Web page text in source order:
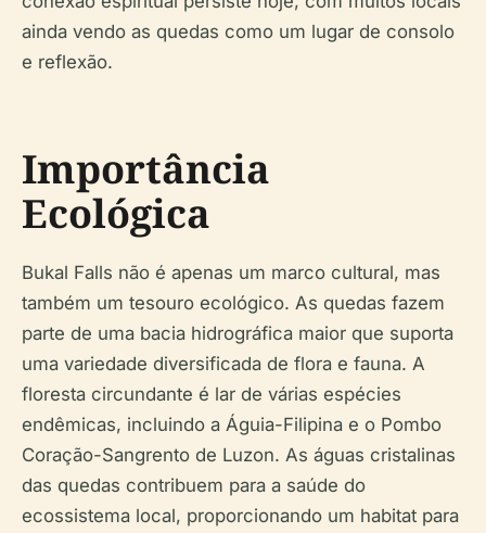
ainda vendo as quedas como um lugar de consolo
e reflexão.
Importância
Ecológica
Bukal Falls não é apenas um marco cultural, mas
também um tesouro ecológico. As quedas fazem
parte de uma bacia hidrográfica maior que suporta
uma variedade diversificada de flora e fauna. A
floresta circundante é lar de várias espécies
endêmicas, incluindo a Águia-Filipina e o Pombo
Coração-Sangrento de Luzon. As águas cristalinas
das quedas contribuem para a saúde do
ecossistema local, proporcionando um habitat para